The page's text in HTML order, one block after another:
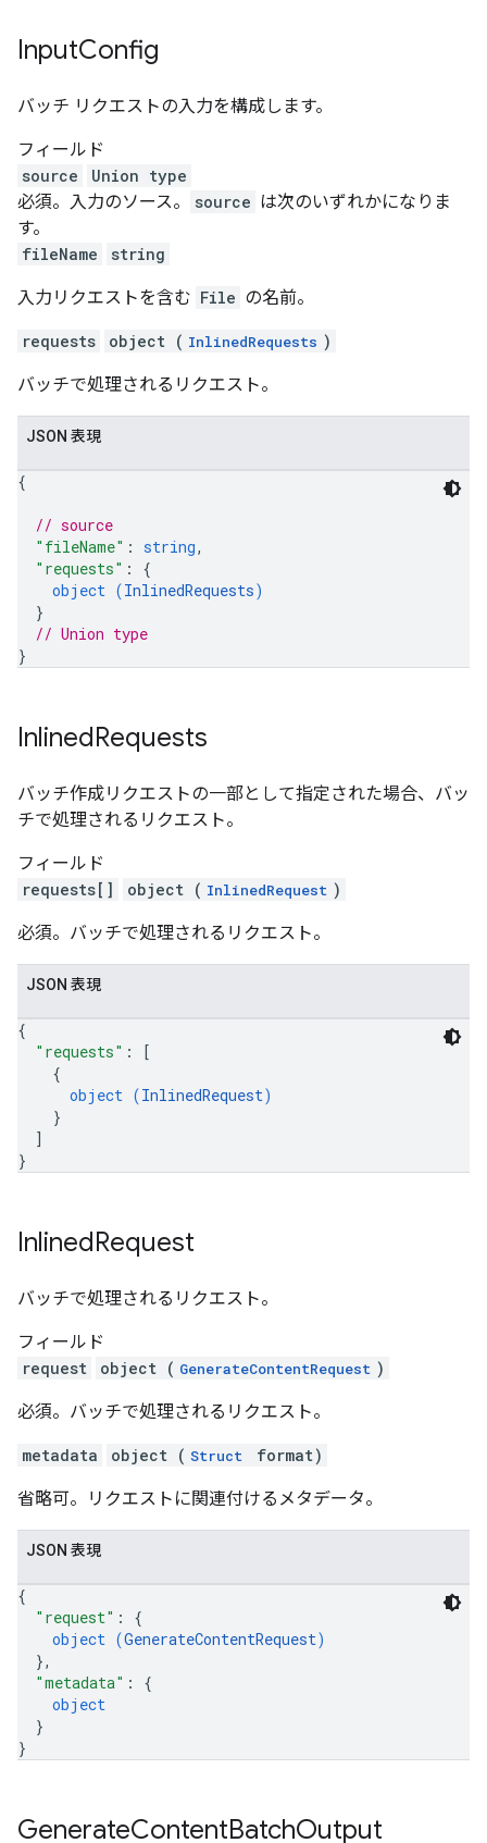
InputConfig
バッチ リクエストの入力を構成します。
フィールド
source
Union type
必須。入力のソース。
source は次のいずれかになりま
す。
fileName
string
入力リクエストを含む File の名前。
requests object ( InlinedRequests )
バッチで処理されるリクエスト。
JSON 表現
{
// source
"fileName" : string,
"requests" : {
object (InlinedRequests)
}
// Union type
}
InlinedRequests
バッチ作成リクエストの一部として指定された場合、バッ
チで処理されるリクエスト。
フィールド
requests[]
object ( InlinedRequest )
必須。バッチで処理されるリクエスト。
JSON 表現
{
"requests" :
[
{
object (InlinedRequest)
}
]
}
InlinedRequest
バッチで処理されるリクエスト。
フィールド
request
object ( GenerateContentRequest )
必須。バッチで処理されるリクエスト。
metadata object ( Struct format)
省略可。リクエストに関連付けるメタデータ。
JSON 表現
{
"request" : {
object (GenerateContentRequest)
},
"metadata" : {
object
}
}
GenerateContentBatchOutput